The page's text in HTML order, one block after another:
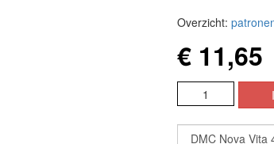
Overzicht:
€ 11,65